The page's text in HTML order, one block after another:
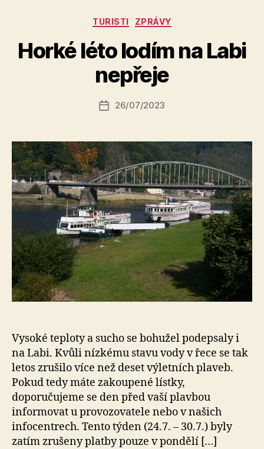
Rubriky
TURISTI ZPRÁVY
Horké léto lodím na Labi
nepřeje
Autor
A
t
o
a
s
o
Datum
26/07/2023
Vysoké teploty a sucho se bohužel podepsaly i
na Labi. Kvůli nízkému stavu vody v řece se tak
letos zrušilo více než deset výletních plaveb.
Pokud tedy máte zakoupené lístky,
doporučujeme se den před vaší plavbou
informovat u provozovatele nebo v našich
infocentrech. Tento týden (24.7. – 30.7.) byly
zatím zrušeny platby pouze v pondělí […]